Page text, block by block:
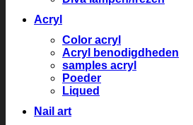
Acryl
Color acryl
Acryl benodigdheden
samples acryl
Poeder
Liqued
Nail art